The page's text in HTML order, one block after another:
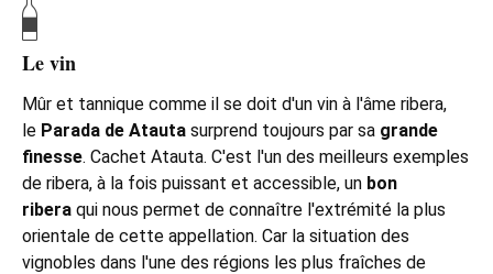
Le vin
Mûr et tannique comme il se doit d'un vin à l'âme ribera,
le Parada de Atauta surprend toujours par sa grande
finesse. Cachet Atauta. C'est l'un des meilleurs exemples
de ribera, à la fois puissant et accessible, un bon
ribera qui nous permet de connaître l'extrémité la plus
orientale de cette appellation. Car la situation des
vignobles dans l'une des régions les plus fraîches de